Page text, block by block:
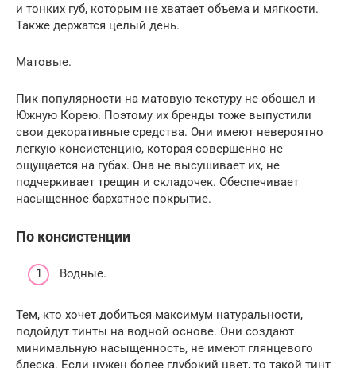
и тонких губ, которым не хватает объема и мягкости.
Также держатся целый день.
Матовые.
Пик популярности на матовую текстуру не обошел и
Южную Корею. Поэтому их бренды тоже выпустили
свои декоративные средства. Они имеют невероятно
легкую консистенцию, которая совершенно не
ощущается на губах. Она не высушивает их, не
подчеркивает трещин и складочек. Обеспечивает
насыщенное бархатное покрытие.
По консистенции
Водные.
Тем, кто хочет добиться максимум натуральности,
подойдут тинты на водной основе. Они создают
минимальную насыщенность, не имеют глянцевого
блеска. Если нужен более глубокий цвет, то такой тинт